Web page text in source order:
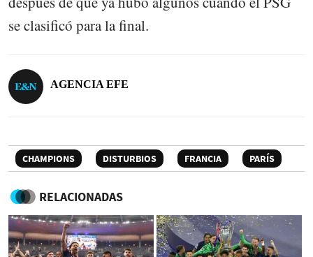
se clasificó para la final.
AGENCIA EFE
CHAMPIONS DISTURBIOS FRANCIA PARÍS
RELACIONADAS